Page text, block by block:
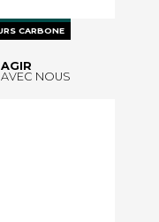
AGIR
AVEC NOUS
CARBONE